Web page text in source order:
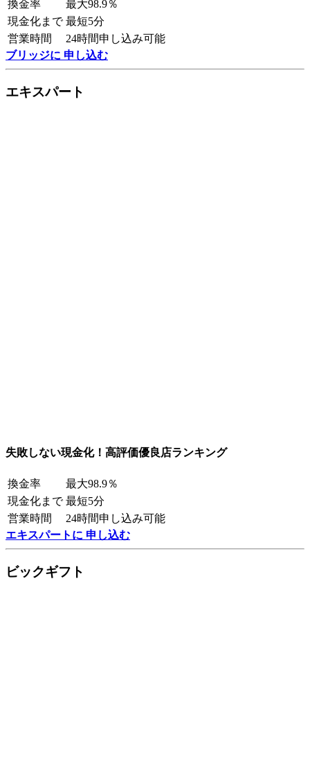
換金率
最大98.9％
現金化まで 最短5分
営業時間
24時間申し込み可能
ブリッジに 申し込む
エキスパート
失敗しない現金化！高評価優良店ランキング
換金率
最大98.9％
現金化まで 最短5分
営業時間
24時間申し込み可能
エキスパートに 申し込む
ビックギフト